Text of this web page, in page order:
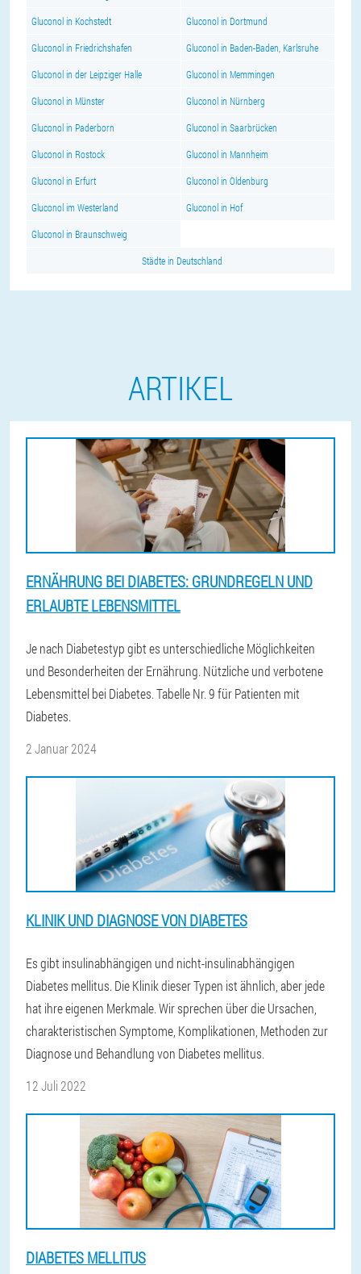
Gluconol in Kochstedt Gluconol in Dortmund
Gluconol in Friedrichshafen Gluconol in Baden-Baden, Karlsruhe
Gluconol in der Leipziger Halle Gluconol in Memmingen
Gluconol in Münster Gluconol in Nürnberg
Gluconol in Paderborn Gluconol in Saarbrücken
Gluconol in Rostock Gluconol in Mannheim
Gluconol in Erfurt Gluconol in Oldenburg
Gluconol im Westerland Gluconol in Hof
Gluconol in Braunschweig
Städte in Deutschland
ARTIKEL
ERNÄHRUNG BEI DIABETES: GRUNDREGELN UND
ERLAUBTE LEBENSMITTEL
Je nach Diabetestyp gibt es unterschiedliche Möglichkeiten
und Besonderheiten der Ernährung. Nützliche und verbotene
Lebensmittel bei Diabetes. Tabelle Nr. 9 für Patienten mit
Diabetes.
2 Januar 2024
KLINIK UND DIAGNOSE VON DIABETES
Es gibt insulinabhängigen und nicht-insulinabhängigen
Diabetes mellitus. Die Klinik dieser Typen ist ähnlich, aber jede
hat ihre eigenen Merkmale. Wir sprechen über die Ursachen,
charakteristischen Symptome, Komplikationen, Methoden zur
Diagnose und Behandlung von Diabetes mellitus.
12 Juli 2022
DIABETES MELLITUS